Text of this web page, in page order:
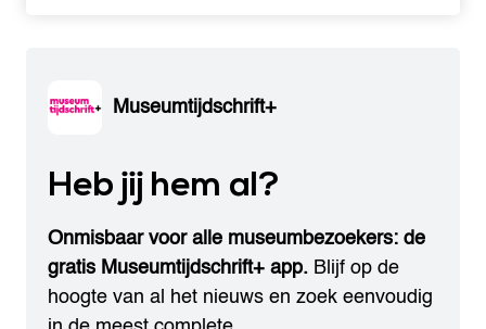
Museumtijdschrift+
Heb jij hem al?
Onmisbaar voor alle museumbezoekers: de
gratis Museumtijdschrift+ app. Blijf op de
hoogte van al het nieuws en zoek eenvoudig